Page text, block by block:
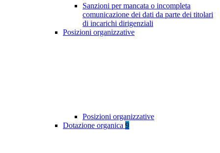
Sanzioni per mancata o incompleta
comunicazione dei dati da parte dei titolari
di incarichi dirigenziali
Posizioni organizzative
Posizioni organizzative
Dotazione organica 9